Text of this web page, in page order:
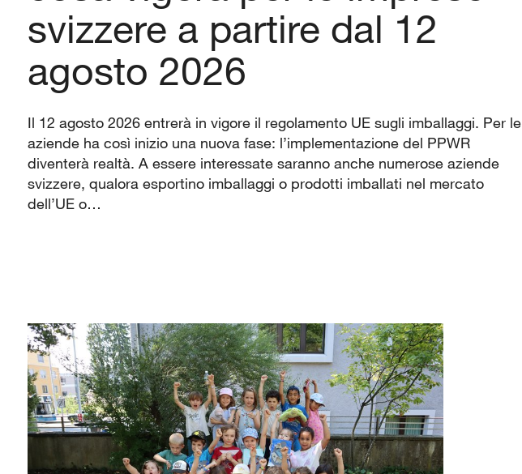
svizzere a partire dal 12
agosto 2026
Il 12 agosto 2026 entrerà in vigore il regolamento UE sugli imballaggi. Per le
aziende ha così inizio una nuova fase: l’implementazione del PPWR
diventerà realtà. A essere interessate saranno anche numerose aziende
svizzere, qualora esportino imballaggi o prodotti imballati nel mercato
dell’UE o…